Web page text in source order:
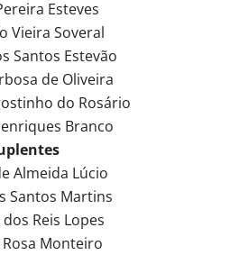
Esteves
Vieira Soveral
Santos Estevão
de Oliveira
do Rosário
Branco
Almeida Lúcio
Santos Martins
Reis Lopes
Monteiro